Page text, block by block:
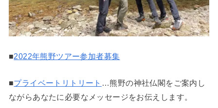
■2022年熊野ツアー参加者募集
■プライベートリトリート …熊野の神社仏閣をご案内し
ながらあなたに必要なメッセージをお伝えします。